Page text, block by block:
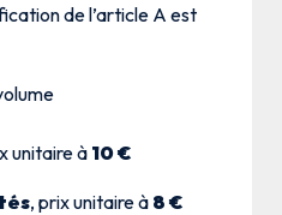
de l’article A est
unitaire à10 €
, prix unitaire à 8 €